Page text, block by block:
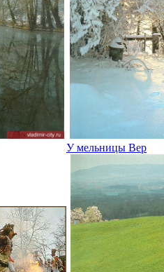
У мельницы Вер